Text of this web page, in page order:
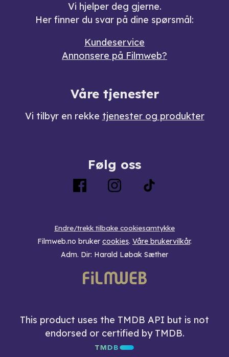
Vi hjelper deg gjerne.
Her finner du svar på dine spørsmål:
Kundeservice
Annonsere på Filmweb?
Våre tjenester
Vi tilbyr en rekke tjenester og produkter
Følg oss
Endre/trekk tilbake cookiesamtykke
Filmweb.no bruker cookies. Våre brukervilkår.
Adm. Dir: Harald Løbak Sæther
This product uses the TMDB API but is not
endorsed or certified by TMDB.